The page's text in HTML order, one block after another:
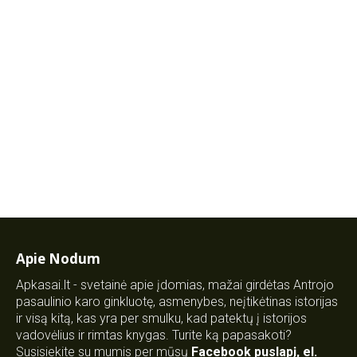
Apie Nodum
Apkasai.lt - svetainė apie įdomias, mažai girdėtas Antrojo
pasaulinio karo ginkluotę, asmenybes, neįtikėtinas istorijas
ir visą kitą, kas yra per smulku, kad patektų į istorijos
vadovėlius ir rimtas knygas. Turite ką papasakoti?
Susisiekite su mumis per mūsų Facebook puslapį, el.